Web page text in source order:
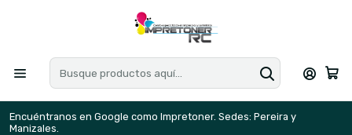
Encuéntranos en Google como Impretoner. Sedes: Pereira y
Manizales.